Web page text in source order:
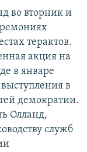
во вторник и
терактов.
акция на
в январе
в
демократии.
Олланд,
служб